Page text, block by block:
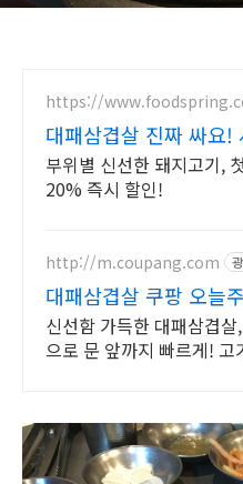
https://
대패삼겹살 진짜 싸요!
전용 특가
부위별 신선한 돼지고기,
20% 즉시 할인!
http://m.coupang.com
대패삼겹살 쿠팡 오늘
도착 로켓배송
신선함 가득한 대패삼겹살
으로 문 앞까지 빠르게! 고